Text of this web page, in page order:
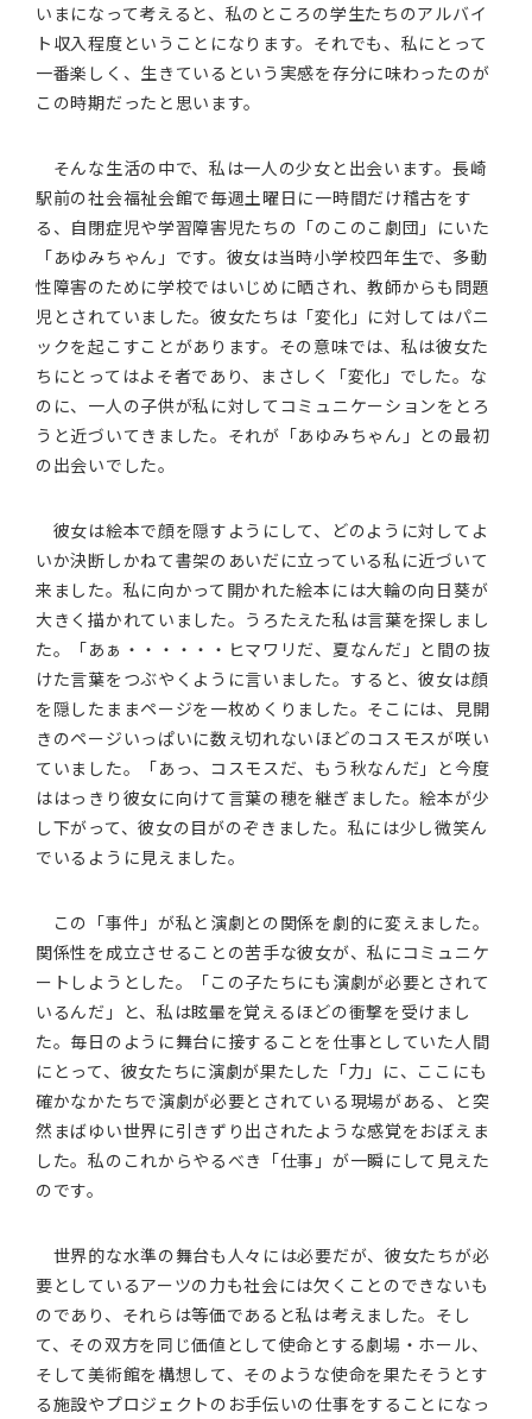
いまになって考えると、私のところの学生たちのアルバイ
ト収入程度ということになります。それでも、私にとって
一番楽しく、生きているという実感を存分に味わったのが
この時期だったと思います。
そんな生活の中で、私は一人の少女と出会います。長崎
駅前の社会福祉会館で毎週土曜日に一時間だけ稽古をす
る、自閉症児や学習障害児たちの「のこのこ劇団」にいた
「あゆみちゃん」です。彼女は当時小学校四年生で、多動
性障害のために学校ではいじめに晒され、教師からも問題
児とされていました。彼女たちは「変化」に対してはパニ
ックを起こすことがあります。その意味では、私は彼女た
ちにとってはよそ者であり、まさしく「変化」でした。な
のに、一人の子供が私に対してコミュニケーションをとろ
うと近づいてきました。それが「あゆみちゃん」との最初
の出会いでした。
彼女は絵本で顔を隠すようにして、どのように対してよ
いか決断しかねて書架のあいだに立っている私に近づいて
来ました。私に向かって開かれた絵本には大輪の向日葵が
大きく描かれていました。うろたえた私は言葉を探しまし
た。「あぁ・・・・・・ヒマワリだ、夏なんだ」と間の抜
けた言葉をつぶやくように言いました。すると、彼女は顔
を隠したままページを一枚めくりました。そこには、見開
きのページいっぱいに数え切れないほどのコスモスが咲い
ていました。「あっ、コスモスだ、もう秋なんだ」と今度
ははっきり彼女に向けて言葉の穂を継ぎました。絵本が少
し下がって、彼女の目がのぞきました。私には少し微笑ん
でいるように見えました。
この「事件」が私と演劇との関係を劇的に変えました。
関係性を成立させることの苦手な彼女が、私にコミュニケ
ートしようとした。「この子たちにも演劇が必要とされて
いるんだ」と、私は眩暈を覚えるほどの衝撃を受けまし
た。毎日のように舞台に接することを仕事としていた人間
にとって、彼女たちに演劇が果たした「力」に、ここにも
確かなかたちで演劇が必要とされている現場がある、と突
然まばゆい世界に引きずり出されたような感覚をおぼえま
した。私のこれからやるべき「仕事」が一瞬にして見えた
のです。
世界的な水準の舞台も人々には必要だが、彼女たちが必
要としているアーツの力も社会には欠くことのできないも
のであり、それらは等価であると私は考えました。そし
て、その双方を同じ価値として使命とする劇場・ホール、
そして美術館を構想して、そのような使命を果たそうとす
る施設やプロジェクトのお手伝いの仕事をすることになっ